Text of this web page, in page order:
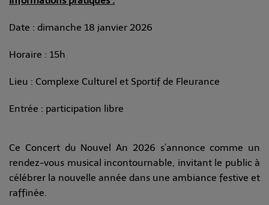
Date : dimanche 18 janvier 2026
Horaire : 15h
Lieu : Complexe Culturel et Sportif de Fleurance
Entrée : participation libre
Ce Concert du Nouvel An 2026 s’annonce comme un
rendez-vous musical incontournable, invitant le public à
célébrer la nouvelle année dans une ambiance festive et
raffinée.